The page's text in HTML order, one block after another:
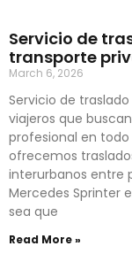
Servicio de
transporte
March 6, 2026
Servicio de
viajeros que
profesional en todo
ofrecemos
interurbanos entre
Mercedes Sprinter
sea que
Read More »